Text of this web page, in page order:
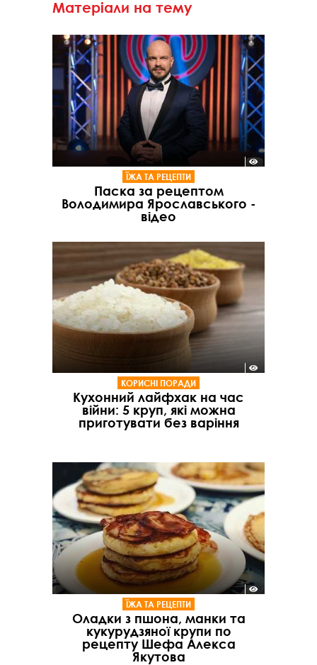
Матеріали на тему
ЇЖА ТА РЕЦЕПТИ
Паска за рецептом
Володимира Ярославського -
відео
КОРИСНІ ПОРАДИ
Кухонний лайфхак на час
війни: 5 круп, які можна
приготувати без варіння
ЇЖА ТА РЕЦЕПТИ
Оладки з пшона, манки та
кукурудзяної крупи по
рецепту Шефа Алекса
Якутова